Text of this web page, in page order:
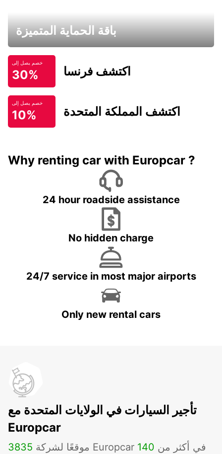
باقة الحماية المتميزة
خصم يصل إلى
30% اكتشف فرنسا
خصم يصل إلى
10% اكتشف المملكة المتحدة
Why renting car with Europcar ?
24 hour roadside assistance
No hidden charge
24/7 service in most major airports
Only new rental cars
تأجير السيارات في الولايات المتحدة مع
Europcar
3835 موقعًا لشركة Europcar في أكثر من 140